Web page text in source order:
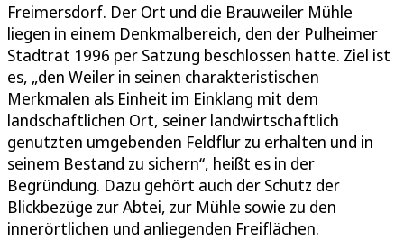
Freimersdorf. Der Ort und die Brauweiler Mühle
liegen in einem Denkmalbereich, den der Pulheimer
Stadtrat 1996 per Satzung beschlossen hatte. Ziel ist
es, „den Weiler in seinen charakteristischen
Merkmalen als Einheit im Einklang mit dem
landschaftlichen Ort, seiner landwirtschaftlich
genutzten umgebenden Feldflur zu erhalten und in
seinem Bestand zu sichern“, heißt es in der
Begründung. Dazu gehört auch der Schutz der
Blickbezüge zur Abtei, zur Mühle sowie zu den
innerörtlichen und anliegenden Freiflächen.